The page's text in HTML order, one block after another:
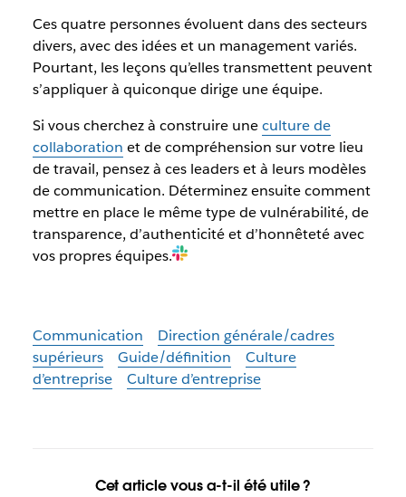
Ces quatre personnes évoluent dans des secteurs
divers, avec des idées et un management variés.
Pourtant, les leçons qu’elles transmettent peuvent
s’appliquer à quiconque dirige une équipe.
Si vous cherchez à construire uneculture de
collaboration et de compréhension sur votre lieu
de travail, pensez à ces leaders et à leurs modèles
de communication. Déterminez ensuite comment
mettre en place le même type de vulnérabilité, de
transparence, d’authenticité et d’honnêteté avec
vos propres équipes.
Communication
Direction générale/cadres
supérieurs
Guide/définition
Culture
d’entreprise
Culture d’entreprise
Cet article vous a-t-il été utile ?